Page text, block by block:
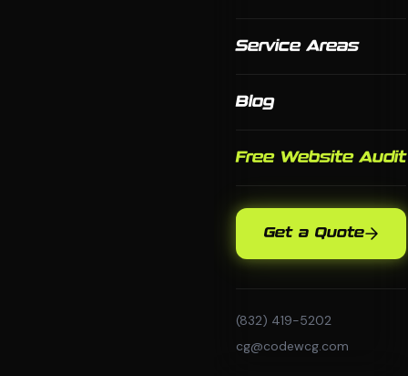
Service Areas
Blog
Free Website Audit
Get a Quote
(832) 419-5202
cg@codewcg.com